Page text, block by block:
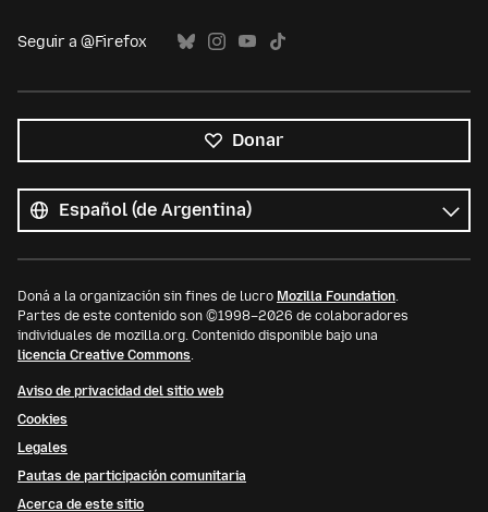
Seguir a @Firefox
Donar
los
idiomas
Idioma
Doná a la organización sin fines de lucro Mozilla Foundation.
Partes de este contenido son ©1998–2026 de colaboradores
individuales de mozilla.org. Contenido disponible bajo una
licencia Creative Commons.
Aviso de privacidad del sitio web
Cookies
Legales
Pautas de participación comunitaria
Acerca de este sitio